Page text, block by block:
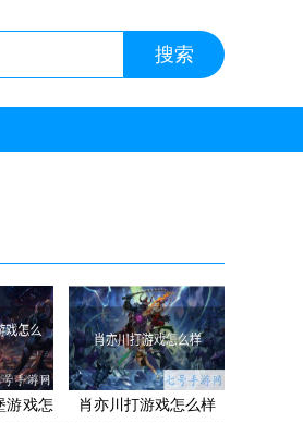
游戏怎
肖亦川打游戏怎么样